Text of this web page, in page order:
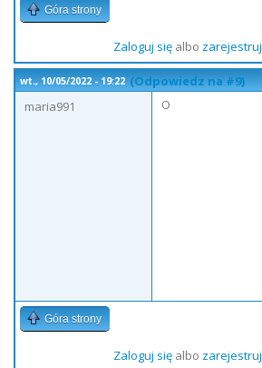
Góra strony
Zaloguj sięalbo zarejestruj
wt., 10/05/2022 - 19:22 (Odpowiedz na #9)
maria991
O
Góra strony
Zaloguj sięalbo zarejestruj